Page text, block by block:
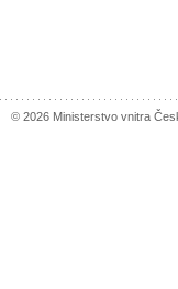
© 2026 Ministerstvo vnitra